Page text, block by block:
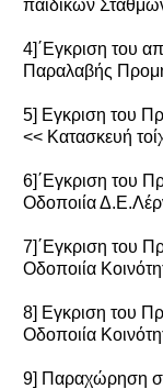
παιδικών
4]΄Εγκριση του
Παραλαβής
5] Εγκριση του
<< Κατασκευή
6]΄Εγκριση του
Οδοποιία
7]΄Εγκριση του
Οδοποιία
8] Εγκριση του
Οδοποιία
9] Παραχώρηση